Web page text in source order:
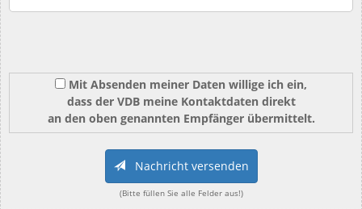
Mit Absenden meiner Daten willige ich ein,
dass der VDB meine Kontaktdaten direkt
an den oben genannten Empfänger übermittelt.
Nachricht versenden
(Bitte füllen Sie alle Felder aus!)